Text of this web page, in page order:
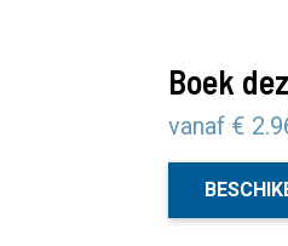
Boek
vanaf €